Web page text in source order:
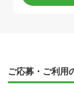
ご応募・ご利用